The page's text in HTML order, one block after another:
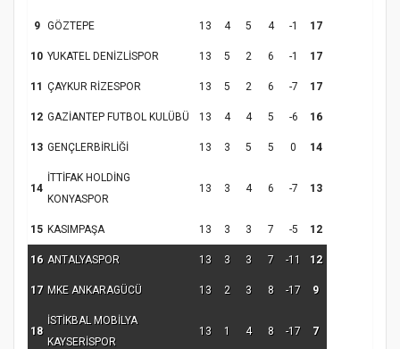
Samsun Atakum’da Yaz Kur’an Kursu
Kapanış Programı
Samsun Atakum’da Ayasofya Camii
Etkinliği
Türkiye’de insanlar dinle bağlarını
9 GÖZTEPE 13 4 5 4 -1 17
10 YUKATEL DENİZLİSPOR 13 5 2 6 -1 17
11 ÇAYKUR RİZESPOR 13 5 2 6 -7 17
12 GAZİANTEP FUTBOL KULÜBÜ 13 4 4 5 -6 16
13 GENÇLERBİRLİĞİ 13 3 5 5 0 14
14
İTTİFAK HOLDİNG
KONYASPOR
13 3 4 6 -7 13
15 KASIMPAŞA 13 3 3 7 -5 12
16 ANTALYASPOR 13 3 3 7 -11 12
17 MKE ANKARAGÜCÜ 13 2 3 8 -17 9
18
İSTİKBAL MOBİLYA
KAYSERİSPOR
13 1 4 8 -17 7